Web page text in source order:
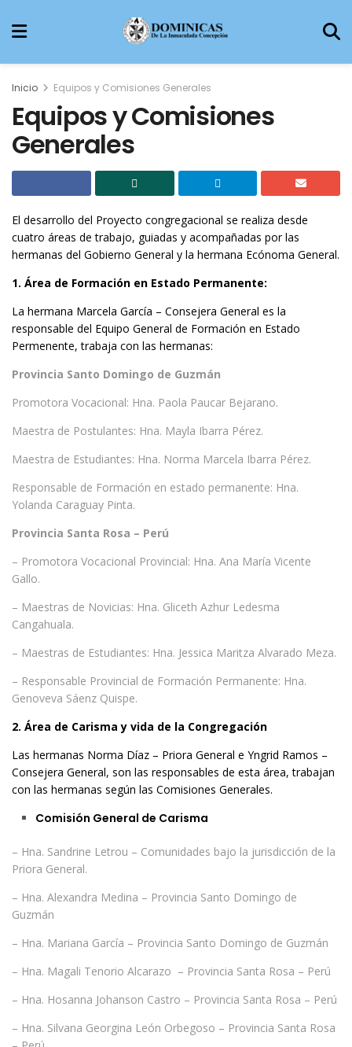
Inicio Equipos y Comisiones Generales
Equipos y Comisiones
Generales
El desarrollo del Proyecto congregacional se realiza desde
cuatro áreas de trabajo, guiadas y acompañadas por las
hermanas del Gobierno General y la hermana Ecónoma General.
1. Área de Formación en Estado Permanente:
La hermana Marcela García – Consejera General es la
responsable del Equipo General de Formación en Estado
Permenente, trabaja con las hermanas:
Provincia Santo Domingo de Guzmán
Promotora Vocacional: Hna. Paola Paucar Bejarano.
Maestra de Postulantes: Hna. Mayla Ibarra Pérez.
Maestra de Estudiantes: Hna. Norma Marcela Ibarra Pérez.
Responsable de Formación en estado permanente: Hna.
Yolanda Caraguay Pinta.
Provincia Santa Rosa – Perú
– Promotora Vocacional Provincial: Hna. Ana María Vicente
Gallo.
– Maestras de Novicias: Hna. Gliceth Azhur Ledesma
Cangahuala.
– Maestras de Estudiantes: Hna. Jessica Maritza Alvarado Meza.
– Responsable Provincial de Formación Permanente: Hna.
Genoveva Sáenz Quispe.
2. Área de Carisma y vida de la Congregación
Las hermanas Norma Díaz – Priora General e Yngrid Ramos –
Consejera General, son las responsables de esta área, trabajan
con las hermanas según las Comisiones Generales.
Comisión General de Carisma
– Hna. Sandrine Letrou – Comunidades bajo la jurisdicción de la
Priora General.
– Hna. Alexandra Medina – Provincia Santo Domingo de
Guzmán
– Hna. Mariana García – Provincia Santo Domingo de Guzmán
– Hna. Magali Tenorio Alcarazo – Provincia Santa Rosa – Perú
– Hna. Hosanna Johanson Castro – Provincia Santa Rosa – Perú
– Hna. Silvana Georgina León Orbegoso – Provincia Santa Rosa